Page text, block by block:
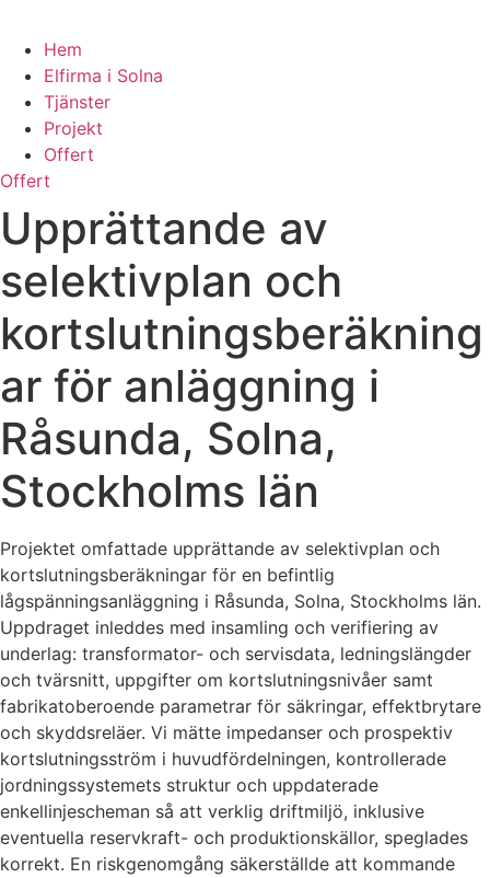
Hem
Elfirma i Solna
Tjänster
Projekt
Offert
Offert
Upprättande av
selektivplan och
kortslutningsberäkning
ar för anläggning i
Råsunda, Solna,
Stockholms län
Projektet omfattade upprättande av selektivplan och
kortslutningsberäkningar för en befintlig
lågspänningsanläggning i Råsunda, Solna, Stockholms län.
Uppdraget inleddes med insamling och verifiering av
underlag: transformator- och servisdata, ledningslängder
och tvärsnitt, uppgifter om kortslutningsnivåer samt
fabrikatoberoende parametrar för säkringar, effektbrytare
och skyddsreläer. Vi mätte impedanser och prospektiv
kortslutningsström i huvudfördelningen, kontrollerade
jordningssystemets struktur och uppdaterade
enkellinjescheman så att verklig driftmiljö, inklusive
eventuella reservkraft- och produktionskällor, speglades
korrekt. En riskgenomgång säkerställde att kommande